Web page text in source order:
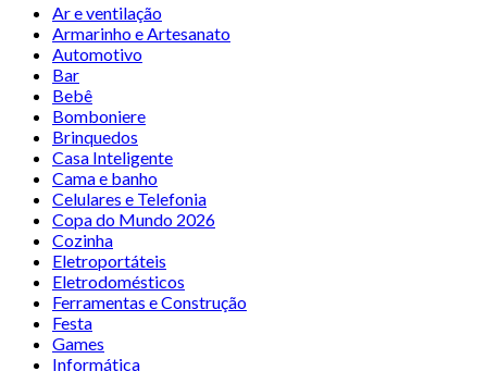
Ar e ventilação
Armarinho e Artesanato
Automotivo
Bar
Bebê
Bomboniere
Brinquedos
Casa Inteligente
Cama e banho
Celulares e Telefonia
Copa do Mundo 2026
Cozinha
Eletroportáteis
Eletrodomésticos
Ferramentas e Construção
Festa
Games
Informática